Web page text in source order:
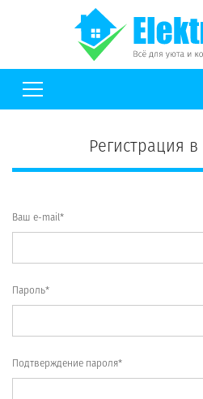
Регистрация
Ваш e-mail*
Пароль*
Подтверждение пароля*